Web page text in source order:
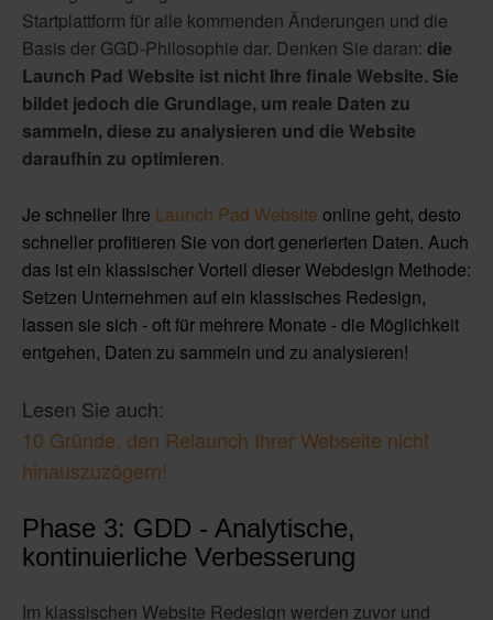
Startplattform für alle kommenden Änderungen und die
Basis der GGD-Philosophie dar. Denken Sie daran: die
Launch Pad Website ist nicht Ihre finale Website. Sie
bildet jedoch die Grundlage, um reale Daten zu
sammeln, diese zu analysieren und die Website
daraufhin zu optimieren.
Je schneller Ihre Launch Pad Website online geht, desto
schneller profitieren Sie von dort generierten Daten. Auch
das ist ein klassischer Vorteil dieser Webdesign Methode:
Setzen Unternehmen auf ein klassisches Redesign,
lassen sie sich - oft für mehrere Monate - die Möglichkeit
entgehen, Daten zu sammeln und zu analysieren!
Lesen Sie auch:
10 Gründe, den Relaunch Ihrer Webseite nicht
hinauszuzögern!
Phase 3: GDD - Analytische,
kontinuierliche Verbesserung
Im klassischen Website Redesign werden zuvor und